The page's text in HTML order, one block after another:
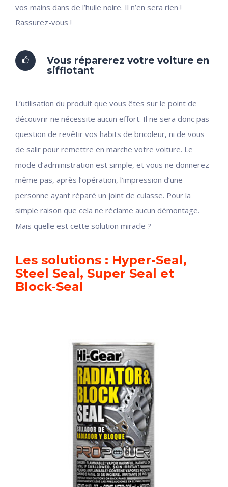
vos mains dans de l’huile noire. Il n’en sera rien !
Rassurez-vous !
Vous réparerez votre voiture en
sifflotant
L’utilisation du produit que vous êtes sur le point de
découvrir ne nécessite aucun effort. Il ne sera donc pas
question de revêtir vos habits de bricoleur, ni de vous
de salir pour remettre en marche votre voiture. Le
mode d’administration est simple, et vous ne donnerez
même pas, après l’opération, l’impression d’une
personne ayant réparé un joint de culasse. Pour la
simple raison que cela ne réclame aucun démontage.
Mais quelle est cette solution miracle ?
Les solutions : Hyper-Seal,
Steel Seal, Super Seal et
Block-Seal